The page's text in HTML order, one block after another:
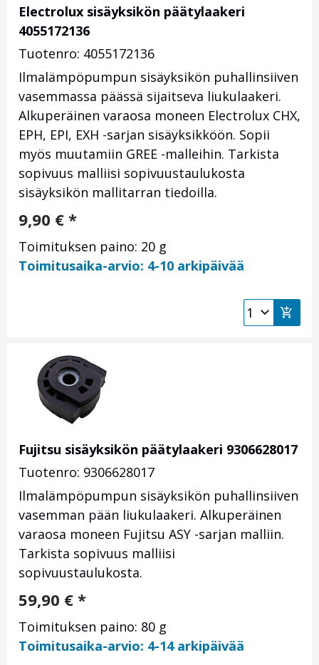
Electrolux sisäyksikön päätylaakeri
4055172136
Tuotenro: 4055172136
Ilmalämpöpumpun sisäyksikön puhallinsiiven
vasemmassa päässä sijaitseva liukulaakeri.
Alkuperäinen varaosa moneen Electrolux CHX,
EPH, EPI, EXH -sarjan sisäyksikköön. Sopii
myös muutamiin GREE -malleihin. Tarkista
sopivuus malliisi sopivuustaulukosta
sisäyksikön mallitarran tiedoilla.
9,90 € *
Toimituksen paino: 20 g
Toimitusaika-arvio: 4-10 arkipäivää
Fujitsu sisäyksikön päätylaakeri 9306628017
Tuotenro: 9306628017
Ilmalämpöpumpun sisäyksikön puhallinsiiven
vasemman pään liukulaakeri. Alkuperäinen
varaosa moneen Fujitsu ASY -sarjan malliin.
Tarkista sopivuus malliisi
sopivuustaulukosta.
59,90 € *
Toimituksen paino: 80 g
Toimitusaika-arvio: 4-14 arkipäivää